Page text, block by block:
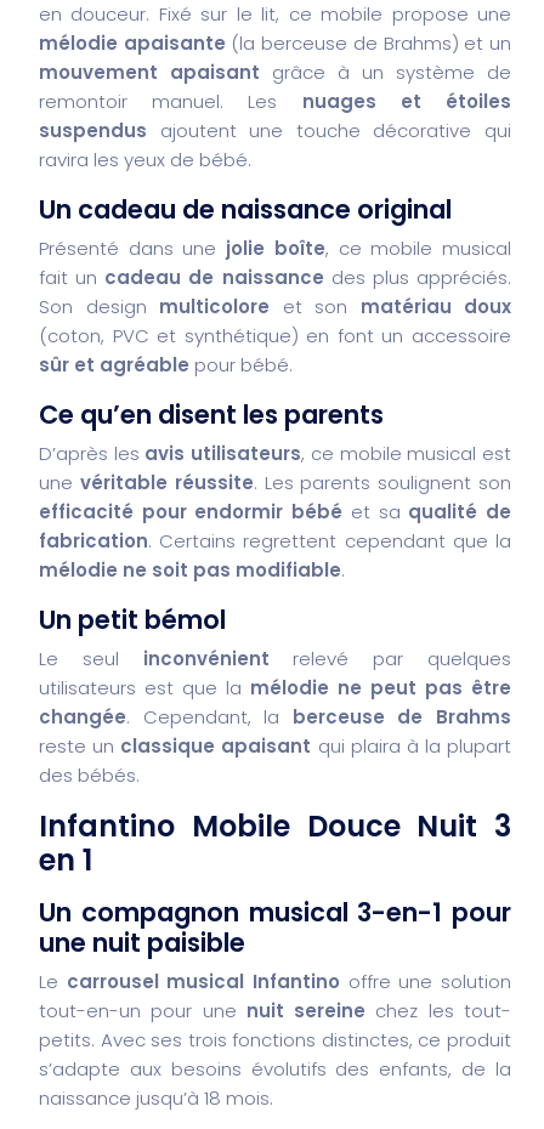
en douceur. Fixé sur le lit, ce mobile propose une
mélodie apaisante (la berceuse de Brahms) et un
mouvement apaisant grâce à un système de
remontoir manuel. Les nuages et étoiles
suspendus ajoutent une touche décorative qui
ravira les yeux de bébé.
Un cadeau de naissance original
Présenté dans une jolie boîte, ce mobile musical
fait un cadeau de naissance des plus appréciés.
Son design multicolore et son matériau doux
(coton, PVC et synthétique) en font un accessoire
sûr et agréable pour bébé.
Ce qu’en disent les parents
D’après les avis utilisateurs, ce mobile musical est
une véritable réussite. Les parents soulignent son
efficacité pour endormir bébé et sa qualité de
fabrication. Certains regrettent cependant que la
mélodie ne soit pas modifiable.
Un petit bémol
Le seul inconvénient relevé par quelques
utilisateurs est que la mélodie ne peut pas être
changée. Cependant, la berceuse de Brahms
reste un classique apaisant qui plaira à la plupart
des bébés.
Infantino Mobile Douce Nuit 3
en 1
Un compagnon musical 3-en-1 pour
une nuit paisible
Le carrousel musical Infantino offre une solution
tout-en-un pour une nuit sereine chez les tout-
petits. Avec ses trois fonctions distinctes, ce produit
s’adapte aux besoins évolutifs des enfants, de la
naissance jusqu’à 18 mois.